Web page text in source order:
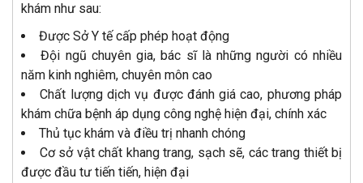
khám như sau:
Được Sở Y tế cấp phép hoạt động
Đội ngũ chuyên gia, bác sĩ là những người có nhiều
năm kinh nghiêm, chuyên môn cao
Chất lượng dịch vụ được đánh giá cao, phương pháp
khám chữa bệnh áp dụng công nghệ hiện đại, chính xác
Thủ tục khám và điều trị nhanh chóng
Cơ sở vật chất khang trang, sạch sẽ, các trang thiết bị
được đầu tư tiến tiến, hiện đại